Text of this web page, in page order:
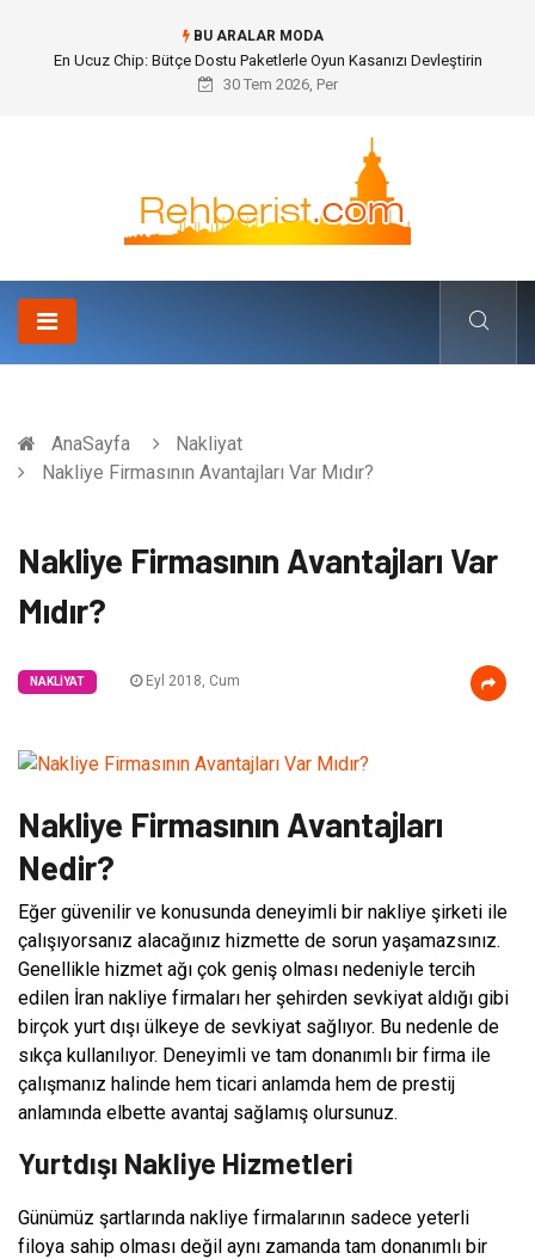
BU ARALAR MODA
En Ucuz Chip: Bütçe Dostu Paketlerle Oyun Kasanızı Devleştirin
30 Tem 2026, Per
AnaSayfa
Nakliyat
Nakliye Firmasının Avantajları Var Mıdır?
Nakliye Firmasının Avantajları Var
Mıdır?
NAKLIYAT Eyl 2018, Cum
Nakliye Firmasının Avantajları
Nedir?
Eğer güvenilir ve konusunda deneyimli bir nakliye şirketi ile
çalışıyorsanız alacağınız hizmette de sorun yaşamazsınız.
Genellikle hizmet ağı çok geniş olması nedeniyle tercih
edilen İran nakliye firmaları her şehirden sevkiyat aldığı gibi
birçok yurt dışı ülkeye de sevkiyat sağlıyor. Bu nedenle de
sıkça kullanılıyor. Deneyimli ve tam donanımlı bir firma ile
çalışmanız halinde hem ticari anlamda hem de prestij
anlamında elbette avantaj sağlamış olursunuz.
Yurtdışı Nakliye Hizmetleri
Günümüz şartlarında nakliye firmalarının sadece yeterli
filoya sahip olması değil aynı zamanda tam donanımlı bir